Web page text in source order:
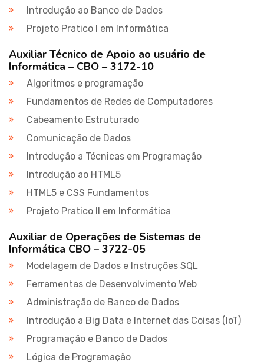
Introdução ao Banco de Dados
Projeto Pratico I em Informática
Auxiliar Técnico de Apoio ao usuário de
Informática – CBO – 3172-10
Algoritmos e programação
Fundamentos de Redes de Computadores
Cabeamento Estruturado
Comunicação de Dados
Introdução a Técnicas em Programação
Introdução ao HTML5
HTML5 e CSS Fundamentos
Projeto Pratico II em Informática
Auxiliar de Operações de Sistemas de
Informática CBO – 3722-05
Modelagem de Dados e Instruções SQL
Ferramentas de Desenvolvimento Web
Administração de Banco de Dados
Introdução a Big Data e Internet das Coisas (IoT)
Programação e Banco de Dados
Lógica de Programação